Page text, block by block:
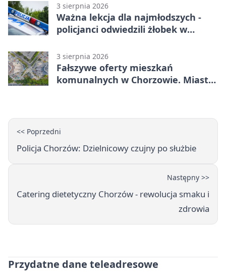
3 sierpnia 2026
Ważna lekcja dla najmłodszych -
policjanci odwiedzili żłobek w
3 sierpnia 2026
Fałszywe oferty mieszkań
komunalnych w Chorzowie. Miasto
<< Poprzedni
Policja Chorzów: Dzielnicowy czujny po służbie
Następny >>
Catering dietetyczny Chorzów - rewolucja smaku i
zdrowia
Przydatne dane teleadresowe